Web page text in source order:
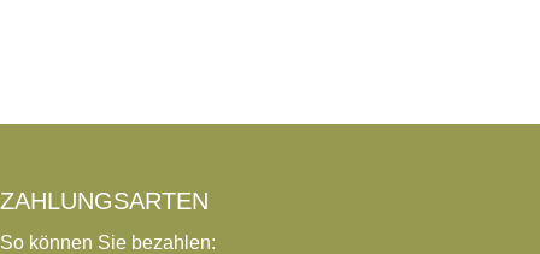
ZAHLUNGSARTEN
So können Sie bezahlen: